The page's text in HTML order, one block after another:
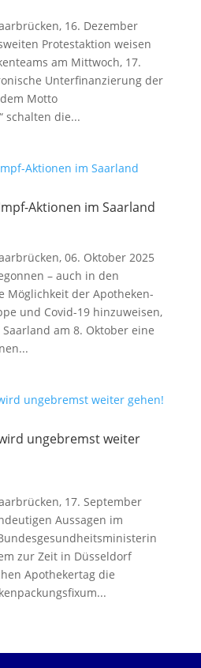
16. Dezember
Protestaktion weisen
am Mittwoch, 17.
Unterfinanzierung der
Motto
schalten die...
Aktionen im Saarland
06. Oktober 2025
– auch in den
Möglichkeit der Apotheken-
und Covid-19 hinzuweisen,
am 8. Oktober eine
ungebremst weiter
17. September
Aussagen im
zur Zeit in Düsseldorf
Apothekertag die